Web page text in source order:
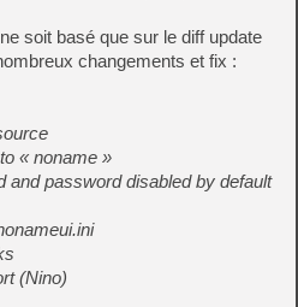
soit basé que sur le diff update
changements et fix :
« noname »
and password disabled by default
(Nino)